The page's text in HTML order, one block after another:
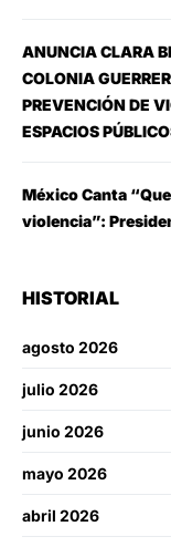
ANUNCIA CLARA
COLONIA
PREVENCIÓN DE
ESPACIOS
México Canta
violencia”:
HISTORIAL
agosto 2026
julio 2026
junio 2026
mayo 2026
abril 2026